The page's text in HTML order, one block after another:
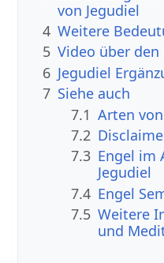
von Jegudiel
4 Weitere
5 Video über den
6 Jegudiel
7 Siehe auch
7.1 Arten
7.2
7.3 Engel im
Jegudiel
7.4 Engel
7.5 Weitere
und